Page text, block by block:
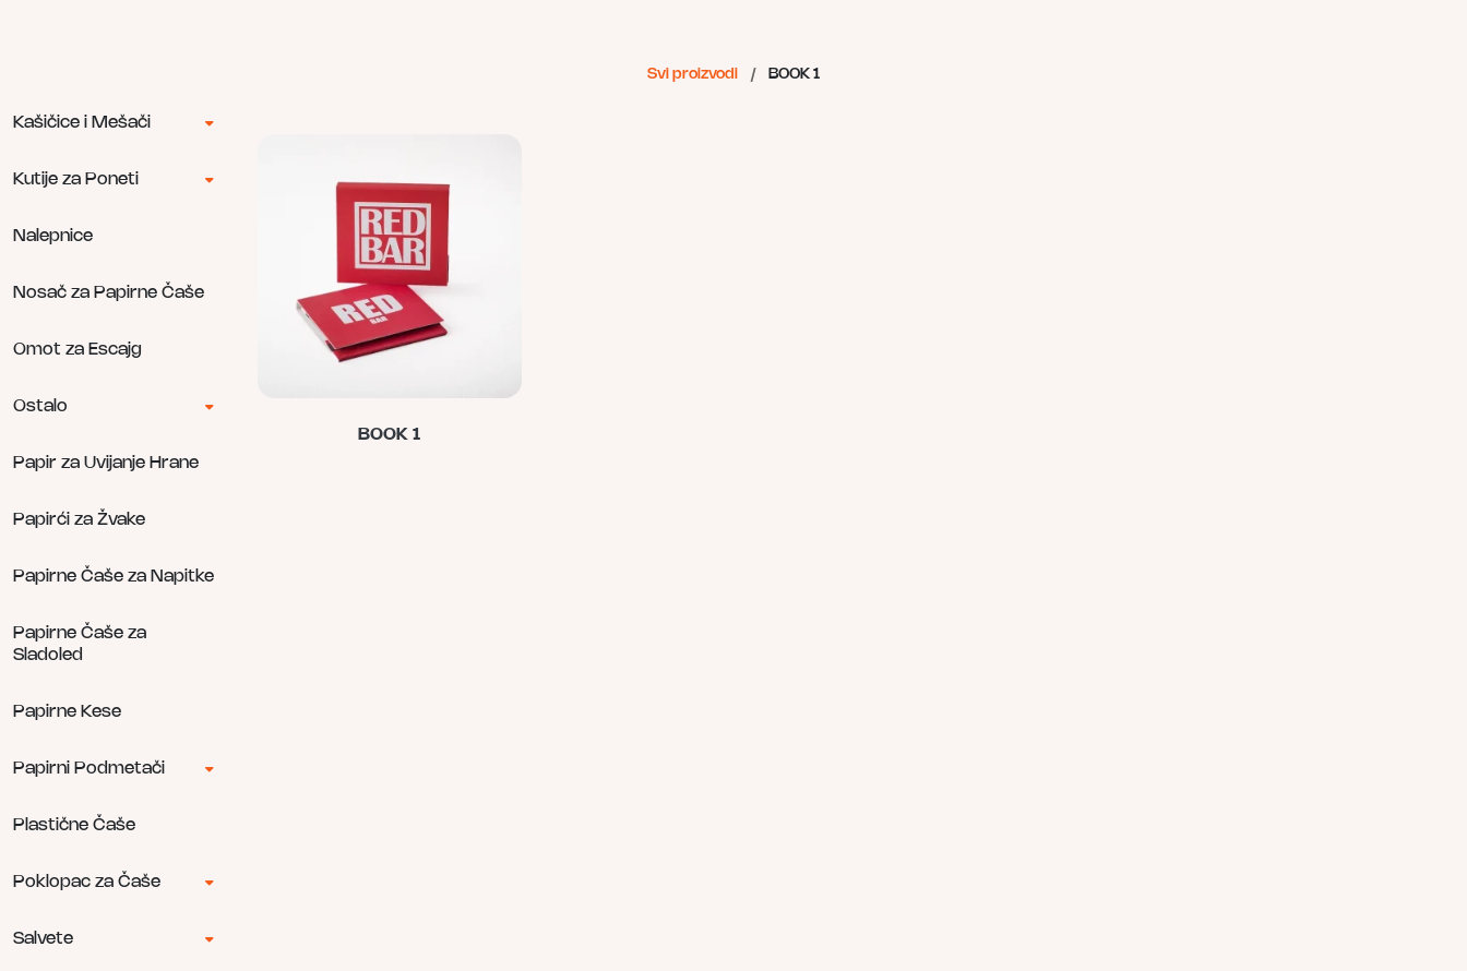
Svi proizvodi / BOOK 1
Kašičice i Mešači
Kutije za Poneti
Nalepnice
Nosač za Papirne Čaše
Omot za Escajg
Ostalo
Papir za Uvijanje Hrane
Papirći za Žvake
Papirne Čaše za Napitke
Papirne Čaše za
Sladoled
Papirne Kese
Papirni Podmetači
Plastične Čaše
Poklopac za Čaše
Salvete
BOOK 1